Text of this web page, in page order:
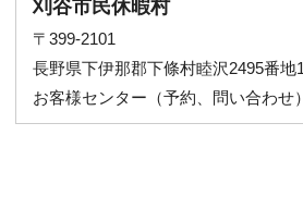
刈谷市民休暇村
〒399-2101
長野県下伊那郡下條村睦沢2495番地1
お客様センター（予約、問い合わ